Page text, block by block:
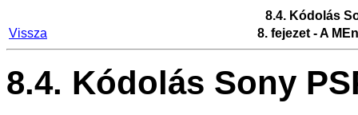
8.4. Kódolás
Vissza
8. fejezet - A
8.4. Kódolás Sony